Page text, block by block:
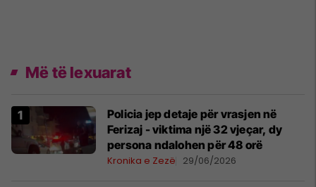
Më të lexuarat
Policia jep detaje për vrasjen në
Ferizaj - viktima një 32 vjeçar, dy
persona ndalohen për 48 orë
Kronika e Zezë 29/06/2026